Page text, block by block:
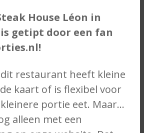
House Léon in
getipt door een fan
restaurant heeft kleine
kaart of is flexibel voor
portie eet. Maar…
alleen met een